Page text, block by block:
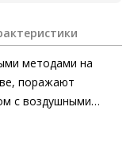
методами на
поражают
с воздушными
которые
силуэт модели.